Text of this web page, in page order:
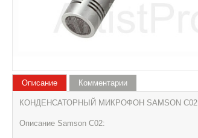
Описание
КОНДЕНСАТОРНЫЙ МИКРОФОН SAMSON C02
Описание Samson С02:
Комментарии